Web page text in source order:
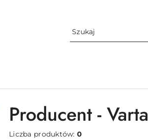
Producent - Varta
Liczba produktów:0